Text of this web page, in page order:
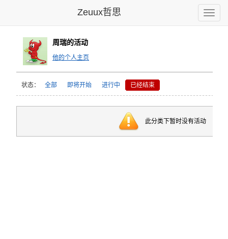
Toggle
Zeuux哲思
周瑞的活动
他的个人主页
状态： 全部 即将开始 进行中 已经结束
此分类下暂时没有活动